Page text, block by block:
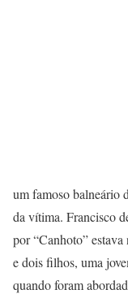
um famoso balneário
da vítima. Francisco
por “Canhoto”
e dois filhos, uma
quando foram